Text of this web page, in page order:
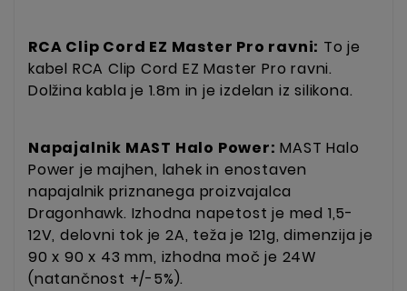
RCA Clip Cord EZ Master Pro ravni: To je
kabel RCA Clip Cord EZ Master Pro ravni.
Dolžina kabla je 1.8m in je izdelan iz silikona.
Napajalnik MAST Halo Power: MAST Halo
Power je majhen, lahek in enostaven
napajalnik priznanega proizvajalca
Dragonhawk. Izhodna napetost je med 1,5-
12V, delovni tok je 2A, teža je 121g, dimenzija je
90 x 90 x 43 mm, izhodna moč je 24W
(natančnost +/-5%).